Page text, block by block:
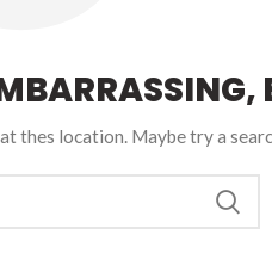
thes location. Maybe try a